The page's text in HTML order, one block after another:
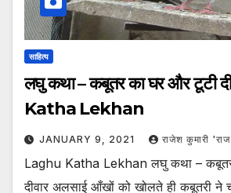
साहित्य
लघु कथा – कबूतर का घर और टूटी
Katha Lekhan
JANUARY 9, 2021 राजेश कुमारी
Laghu Katha Lekhan लघु कथा –
दीवार अलसाई आँखों को खोलते ही कबूतरी